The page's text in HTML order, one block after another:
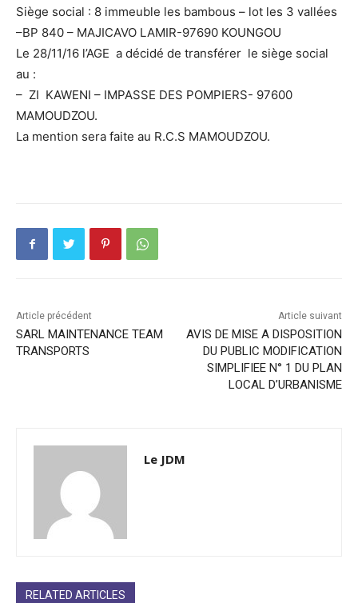
Siège social : 8 immeuble les bambous – lot les 3 vallées
–BP 840 – MAJICAVO LAMIR-97690 KOUNGOU
Le 28/11/16 l’AGE a décidé de transférer le siège social
au :
– ZI KAWENI – IMPASSE DES POMPIERS- 97600
MAMOUDZOU.
La mention sera faite au R.C.S MAMOUDZOU.
Article précédent
SARL MAINTENANCE TEAM
TRANSPORTS
Article suivant
AVIS DE MISE A DISPOSITION
DU PUBLIC MODIFICATION
SIMPLIFIEE N° 1 DU PLAN
LOCAL D’URBANISME
Le JDM
RELATED ARTICLES